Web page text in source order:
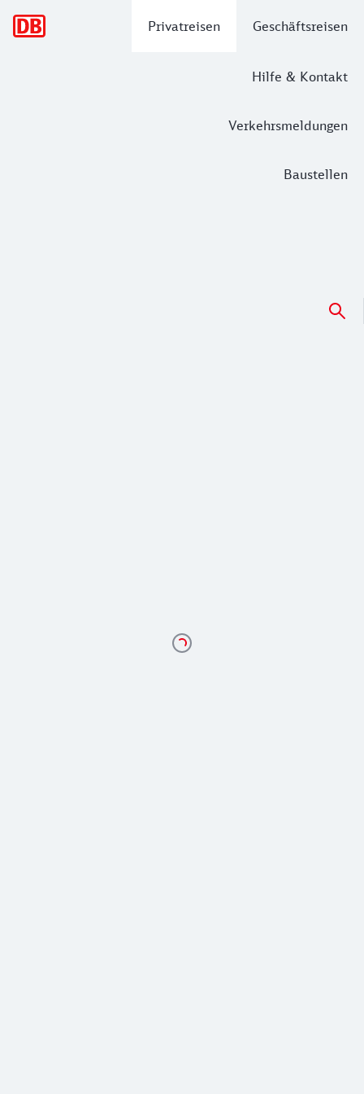
Privatreisen Geschäftsreisen
Hilfe & Kontakt
Verkehrsmeldungen
Baustellen